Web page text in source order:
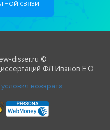
СВЯЗИ
disser.ru ©
ФЛ Иванов Е О
возврата